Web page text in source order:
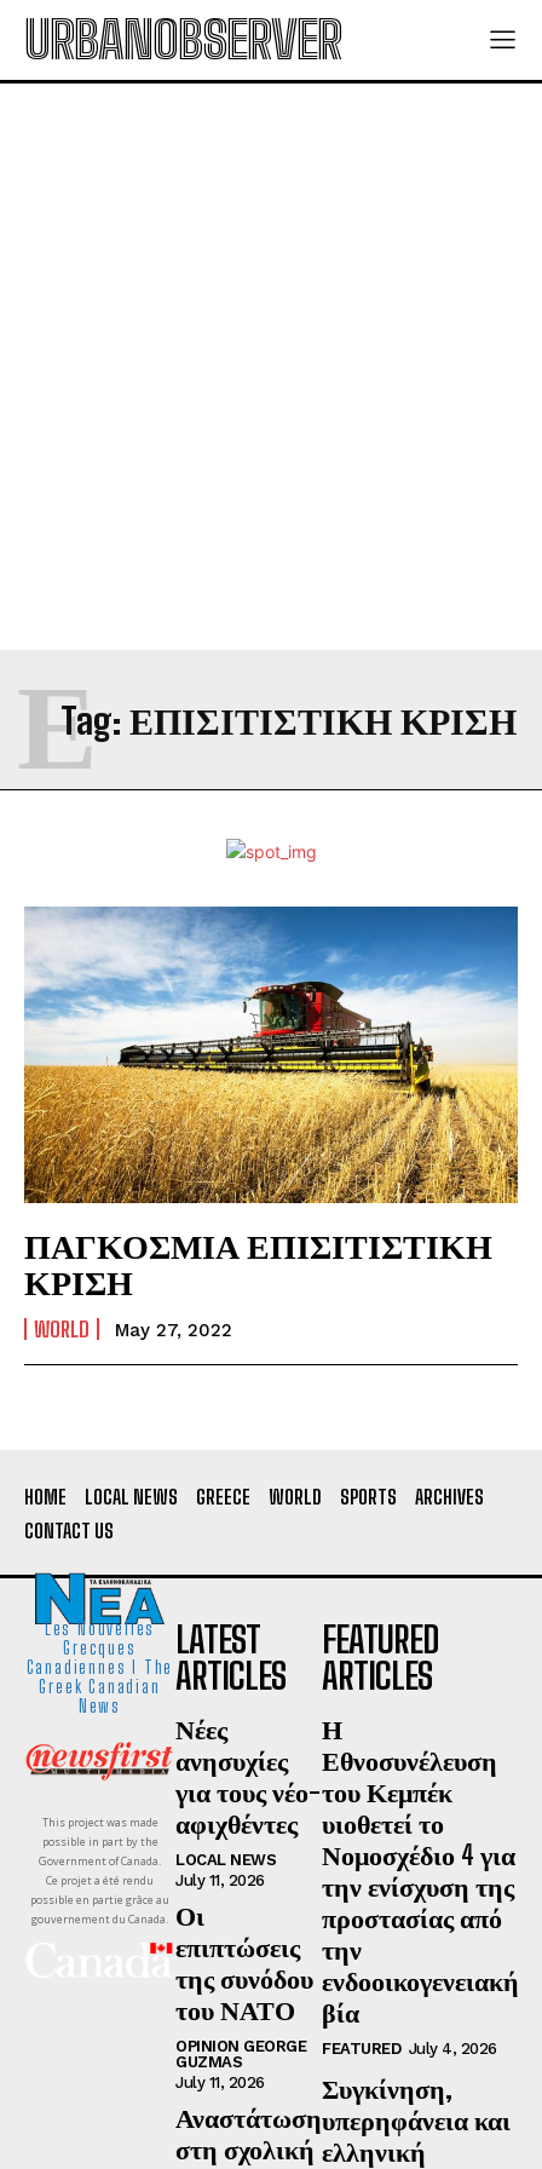
URBANOBSERVER
Tag: ΕΠΙΣΙΤΙΣΤΙΚΗ ΚΡΙΣΗ
Ε
ΠΑΓΚΟΣΜΙΑ ΕΠΙΣΙΤΙΣΤΙΚΗ
ΚΡΙΣΗ
WORLD May 27, 2022
HOME LOCAL NEWS GREECE WORLD SPORTS
ARCHIVES
CONTACT US
Les Nouvelles
Grecques
Canadiennes I The
Greek Canadian
News
This project was made
possible in part by the
Government of Canada.
Ce projet a été rendu
possible en partie grâce au
gouvernement du Canada.
LATEST
ARTICLES
Νέες
ανησυχίες
για τους νέο-
αφιχθέντες
LOCAL NEWS
July 11, 2026
Οι
επιπτώσεις
της συνόδου
του ΝΑΤΟ
OPINION GEORGE
GUZMAS
July 11, 2026
Αναστάτωση
στη σχολική
FEATURED
ARTICLES
Η
Εθνοσυνέλευση
του Κεμπέκ
υιοθετεί το
Νομοσχέδιο 4 για
την ενίσχυση της
προστασίας από
την
ενδοοικογενειακή
βία
FEATURED July 4, 2026
Συγκίνηση,
υπερηφάνεια και
ελληνική